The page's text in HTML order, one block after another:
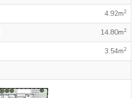
4.92m2
14.80m2
3.54m2